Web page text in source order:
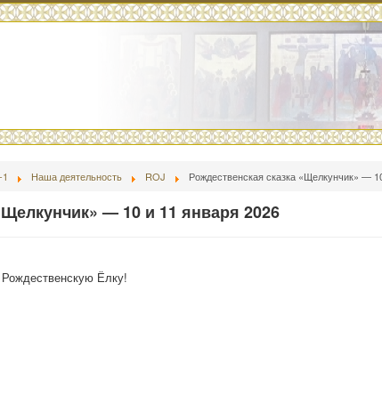
Наша деятельность ROJ Рождественская сказка «Щелкунчик» —
— 10 и 11 января 2026
Ёлку!